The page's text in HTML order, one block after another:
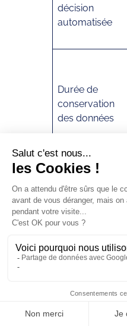
décision
automatisée
Durée de
conservation
des données
Mesures de
sécurité
organisationnell
es (description